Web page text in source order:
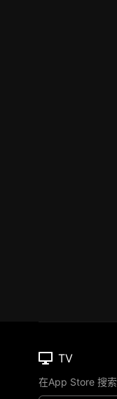
TV
在App Store 搜索